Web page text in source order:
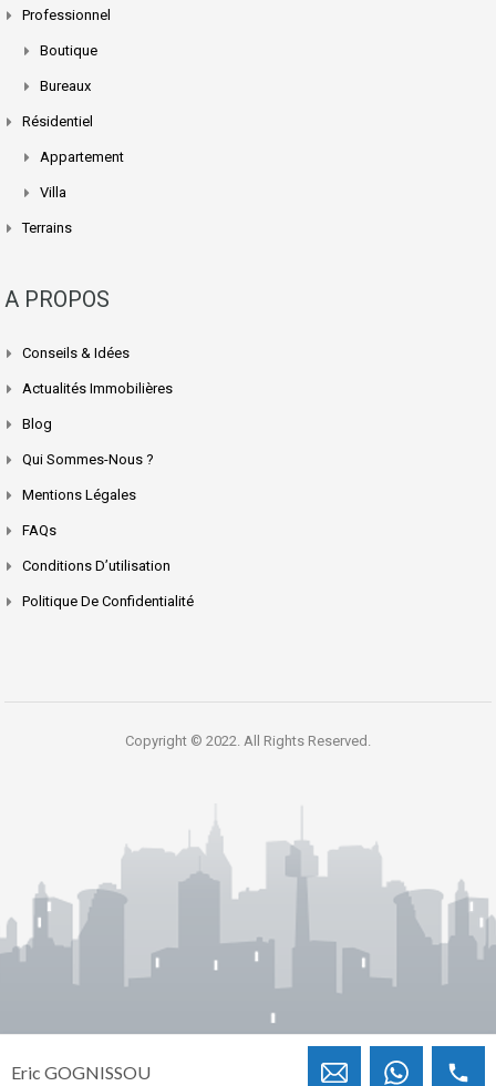
Professionnel
Boutique
Bureaux
Résidentiel
Appartement
Villa
Terrains
A PROPOS
Conseils & Idées
Actualités Immobilières
Blog
Qui Sommes-Nous ?
Mentions Légales
FAQs
Conditions D’utilisation
Politique De Confidentialité
Copyright © 2022. All Rights Reserved.
Eric GOGNISSOU